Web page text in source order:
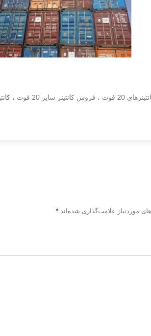
، خرید کانتینر
موردنیاز علامت‌گذاری شده‌اند *